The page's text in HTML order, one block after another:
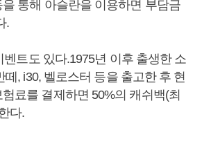
통해 아슬란을 이용하면 부담금
.
벤트도 있다.1975년 이후 출생한 소
떼, i30, 벨로스터 등을 출고한 후 현
료를 결제하면 50%의 캐쉬백(최
다.